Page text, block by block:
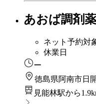
あおば調剤
ネット予約対
休業日
ー
徳島県阿南市日
見能林駅から